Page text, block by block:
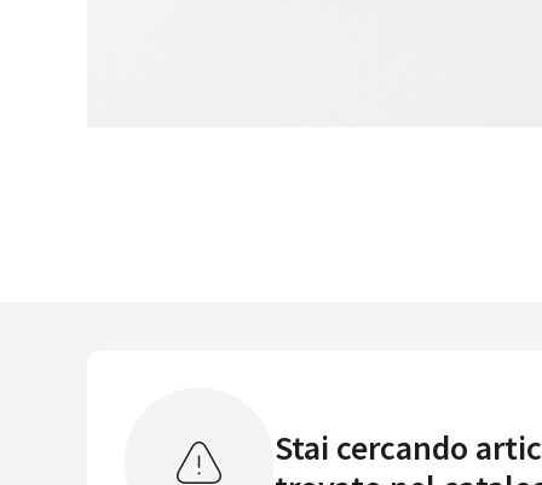
Stai cercando